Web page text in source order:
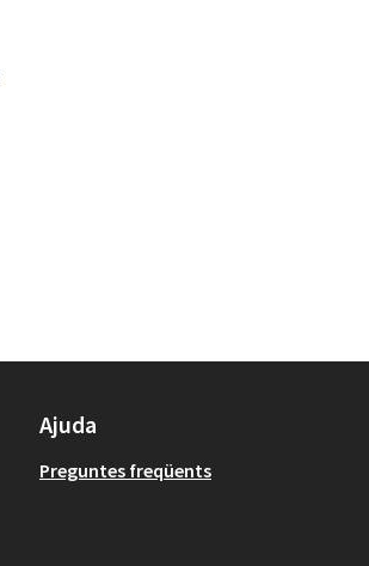
Ajuda
Preguntes freqüents